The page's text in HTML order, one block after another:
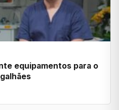
equipamentos para o